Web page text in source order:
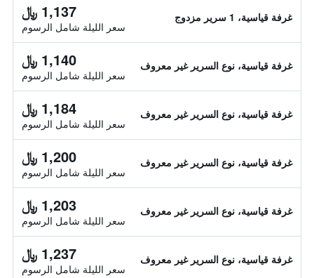
غرفة قياسية، 1 سرير مزدوج 1,137 ﷼
سعر الليلة شامل الرسوم
غرفة قياسية، نوع السرير غير معروف 1,140 ﷼
سعر الليلة شامل الرسوم
غرفة قياسية، نوع السرير غير معروف 1,184 ﷼
سعر الليلة شامل الرسوم
غرفة قياسية، نوع السرير غير معروف 1,200 ﷼
سعر الليلة شامل الرسوم
غرفة قياسية، نوع السرير غير معروف 1,203 ﷼
سعر الليلة شامل الرسوم
غرفة قياسية، نوع السرير غير معروف 1,237 ﷼
سعر الليلة شامل الرسوم